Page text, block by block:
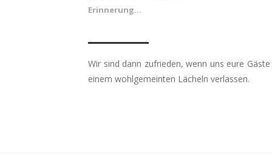
Erinnerung...
Wir sind dann zufrieden, wenn uns eure
einem wohlgemeinten Lächeln verlassen.